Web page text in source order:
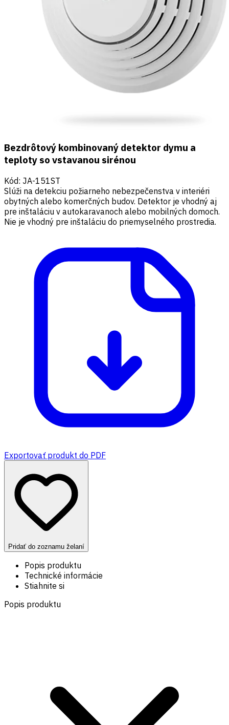
Bezdrôtový kombinovaný detektor dymu a
teploty so vstavanou sirénou
Kód: JA-151ST
Slúži na detekciu požiarneho nebezpečenstva v interiéri
obytných alebo komerčných budov. Detektor je vhodný aj
pre inštaláciu v autokaravanoch alebo mobilných domoch.
Nie je vhodný pre inštaláciu do priemyselného prostredia.
Exportovať produkt do PDF
Pridať do zoznamu želaní
Popis produktu
Technické informácie
Stiahnite si
Popis produktu